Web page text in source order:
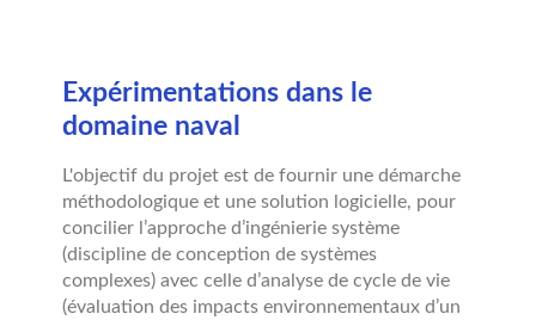
Expérimentations dans le
domaine naval
L'objectif du projet est de fournir une démarche
méthodologique et une solution logicielle, pour
concilier l’approche d’ingénierie système
(discipline de conception de systèmes
complexes) avec celle d’analyse de cycle de vie
(évaluation des impacts environnementaux d’un